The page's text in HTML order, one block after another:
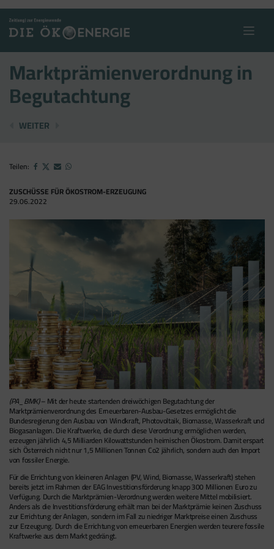
content
Marktprämienverordnung in
Begutachtung
AUSGEZEICHNETE APP …
WEITER
Teilen:
ZUSCHÜSSE FÜR ÖKOSTROM-ERZEUGUNG
29.06.2022
(PA_BMK)– Mit der heute startenden dreiwöchigen Begutachtung der
Marktprämienverordnung des Erneuerbaren-Ausbau-Gesetzes ermöglicht die
Bundesregierung den Ausbau von Windkraft, Photovoltaik, Biomasse, Wasserkraft und
Biogasanlagen. Die Kraftwerke, die durch diese Verordnung ermöglichen werden,
erzeugen jährlich 4,5 Milliarden Kilowattstunden heimischen Ökostrom. Damit erspart
sich Österreich nicht nur 1,5 Millionen Tonnen Co2 jährlich, sondern auch den Import
von fossiler Energie.
Für die Errichtung von kleineren Anlagen (PV, Wind, Biomasse, Wasserkraft) stehen
bereits jetzt im Rahmen der EAG Investitionsförderung knapp 300 Millionen Euro zu
Verfügung. Durch die Marktprämien-Verordnung werden weitere Mittel mobilisiert.
Anders als die Investitionsförderung erhält man bei der Marktprämie keinen Zuschuss
zur Errichtung der Anlagen, sondern im Fall zu niedriger Marktpreise einen Zuschuss
zur Erzeugung. Durch die Errichtung von erneuerbaren Energien werden teurere fossile
Kraftwerke aus dem Markt gedrängt.